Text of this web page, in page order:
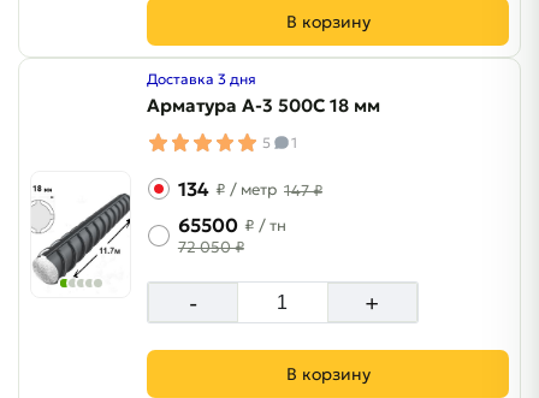
В корзину
Доставка 3 дня
Арматура A-3 500C 18 мм
5 1
134 ₽ / метр 147 ₽
65500 ₽ / тн
72 050 ₽
- +
В корзину